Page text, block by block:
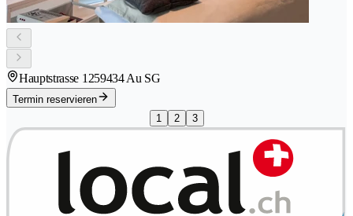
Hauptstrasse 1259434 Au SG
Termin reservieren
1
2 3